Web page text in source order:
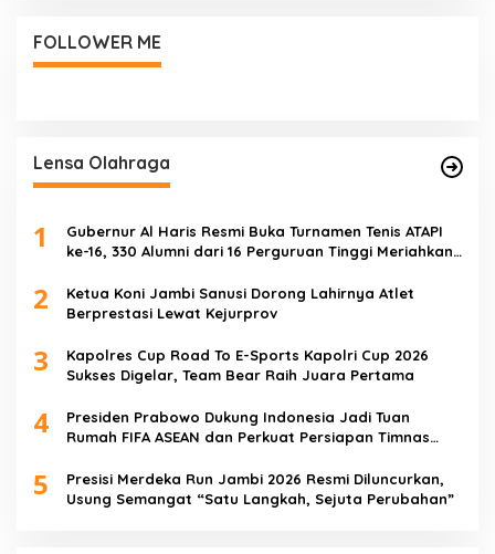
FOLLOWER ME
Lensa Olahraga
1
Gubernur Al Haris Resmi Buka Turnamen Tenis ATAPI
ke-16, 330 Alumni dari 16 Perguruan Tinggi Meriahkan
2
Ketua Koni Jambi Sanusi Dorong Lahirnya Atlet
Berprestasi Lewat Kejurprov
3
Kapolres Cup Road To E-Sports Kapolri Cup 2026
Sukses Digelar, Team Bear Raih Juara Pertama
4
Presiden Prabowo Dukung Indonesia Jadi Tuan
Rumah FIFA ASEAN dan Perkuat Persiapan Timnas
5
Presisi Merdeka Run Jambi 2026 Resmi Diluncurkan,
Usung Semangat “Satu Langkah, Sejuta Perubahan”